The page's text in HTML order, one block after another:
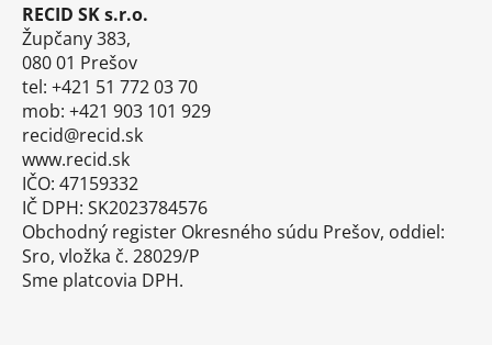
RECID SK s.r.o.
Župčany 383,
080 01 Prešov
tel: +421 51 772 03 70
mob: +421 903 101 929
recid@recid.sk
www.recid.sk
IČO: 47159332
IČ DPH: SK2023784576
Obchodný register Okresného súdu Prešov, oddiel:
Sro, vložka č. 28029/P
Sme platcovia DPH.